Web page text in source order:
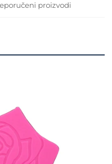
proizvodi